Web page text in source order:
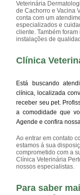
Veterinária
de Cachorro e Vacina
conta com um
especializados e
cliente. Também
instalações de
Clínica
Está buscando
clínica, localizada
receber seu pet.
a comodidade que
Agende e confira
Ao entrar em contato
estamos à sua
comprometido com a
Clínica Veterinária
nossos especialistas.
Para saber